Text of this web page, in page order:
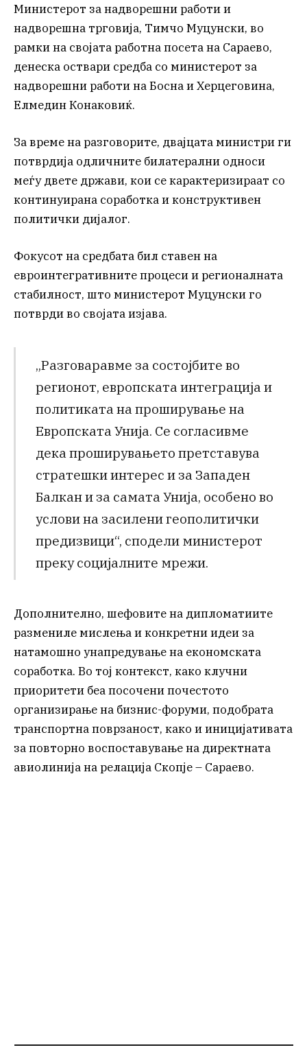
Министерот за надворешни работи и
надворешна трговија, Тимчо Муцунски, во
рамки на својата работна посета на Сараево,
денеска оствари средба со министерот за
надворешни работи на Босна и Херцеговина,
Елмедин Конаковиќ.
За време на разговорите, двајцата министри ги
потврдија одличните билатерални односи
меѓу двете држави, кои се карактеризираат со
континуирана соработка и конструктивен
политички дијалог.
Фокусот на средбата бил ставен на
евроинтегративните процеси и регионалната
стабилност, што министерот Муцунски го
потврди во својата изјава.
„Разговаравме за состојбите во
регионот, европската интеграција и
политиката на проширување на
Европската Унија. Се согласивме
дека проширувањето претставува
стратешки интерес и за Западен
Балкан и за самата Унија, особено во
услови на засилени геополитички
предизвици“, сподели министерот
преку социјалните мрежи.
Дополнително, шефовите на дипломатиите
размениле мислења и конкретни идеи за
натамошно унапредување на економската
соработка. Во тој контекст, како клучни
приоритети беа посочени почестото
организирање на бизнис-форуми, подобрата
транспортна поврзаност, како и иницијативата
за повторно воспоставување на директната
авиолинија на релација Скопје – Сараево.